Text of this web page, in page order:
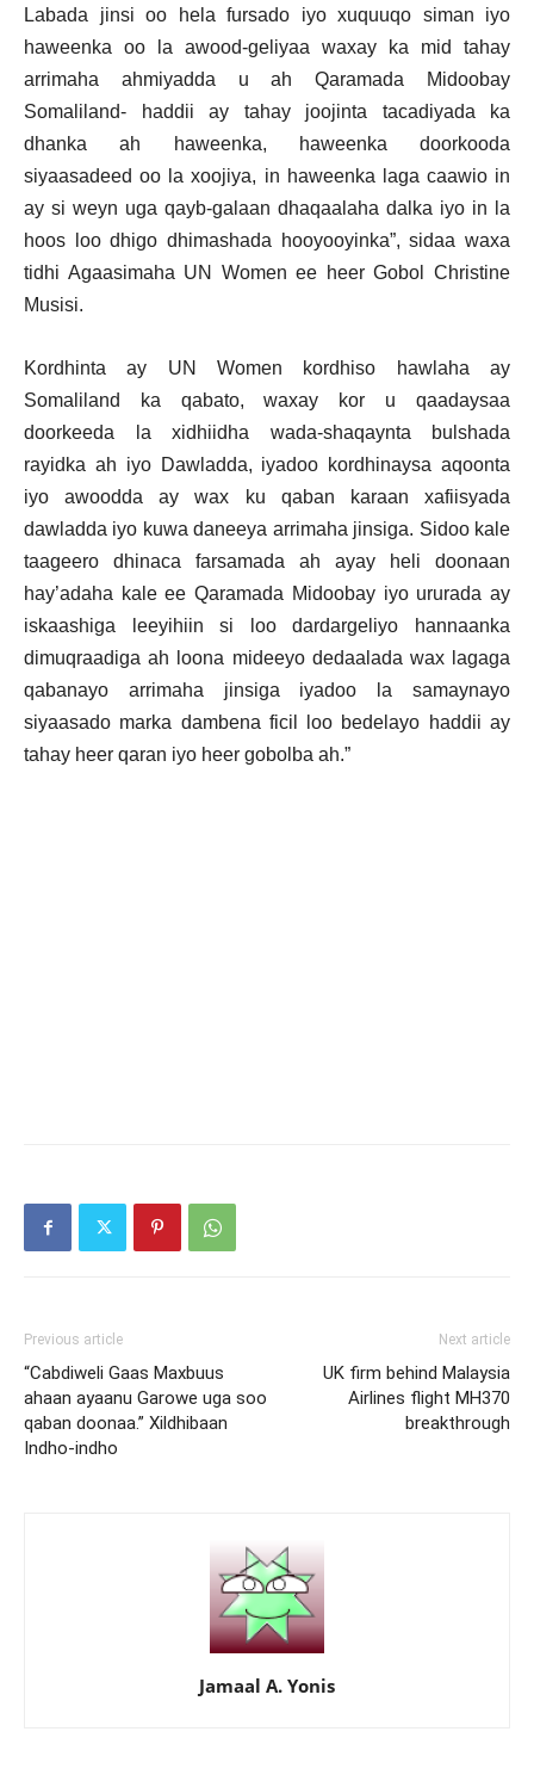
Labada jinsi oo hela fursado iyo xuquuqo siman iyo
haweenka oo la awood-geliyaa waxay ka mid tahay
arrimaha ahmiyadda u ah Qaramada Midoobay
Somaliland- haddii ay tahay joojinta tacadiyada ka
dhanka ah haweenka, haweenka doorkooda
siyaasadeed oo la xoojiya, in haweenka laga caawio in
ay si weyn uga qayb-galaan dhaqaalaha dalka iyo in la
hoos loo dhigo dhimashada hooyooyinka”, sidaa waxa
tidhi Agaasimaha UN Women ee heer Gobol Christine
Musisi.
Kordhinta ay UN Women kordhiso hawlaha ay
Somaliland ka qabato, waxay kor u qaadaysaa
doorkeeda la xidhiidha wada-shaqaynta bulshada
rayidka ah iyo Dawladda, iyadoo kordhinaysa aqoonta
iyo awoodda ay wax ku qaban karaan xafiisyada
dawladda iyo kuwa daneeya arrimaha jinsiga. Sidoo kale
taageero dhinaca farsamada ah ayay heli doonaan
hay’adaha kale ee Qaramada Midoobay iyo ururada ay
iskaashiga leeyihiin si loo dardargeliyo hannaanka
dimuqraadiga ah loona mideeyo dedaalada wax lagaga
qabanayo arrimaha jinsiga iyadoo la samaynayo
siyaasado marka dambena ficil loo bedelayo haddii ay
tahay heer qaran iyo heer gobolba ah.”
Previous article
“Cabdiweli Gaas Maxbuus
ahaan ayaanu Garowe uga soo
qaban doonaa.” Xildhibaan
Indho-indho
Next article
UK firm behind Malaysia
Airlines flight MH370
breakthrough
Jamaal A. Yonis